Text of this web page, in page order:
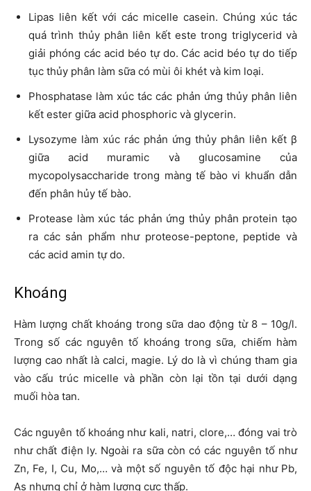
Lipas liên kết với các micelle casein. Chúng xúc tác
quá trình thủy phân liên kết este trong triglycerid và
giải phóng các acid béo tự do. Các acid béo tự do tiếp
tục thủy phân làm sữa có mùi ôi khét và kim loại.
Phosphatase làm xúc tác các phản ứng thủy phân liên
kết ester giữa acid phosphoric và glycerin.
Lysozyme làm xúc rác phản ứng thủy phân liên kết β
giữa acid muramic và glucosamine của
mycopolysaccharide trong màng tế bào vi khuẩn dẫn
đến phân hủy tế bào.
Protease làm xúc tác phản ứng thủy phân protein tạo
ra các sản phẩm như proteose-peptone, peptide và
các acid amin tự do.
Khoáng
Hàm lượng chất khoáng trong sữa dao động từ 8 – 10g/l.
Trong số các nguyên tố khoáng trong sữa, chiếm hàm
lượng cao nhất là calci, magie. Lý do là vì chúng tham gia
vào cấu trúc micelle và phần còn lại tồn tại dưới dạng
muối hòa tan.
Các nguyên tố khoáng như kali, natri, clore,… đóng vai trò
như chất điện ly. Ngoài ra sữa còn có các nguyên tố như
Zn, Fe, I, Cu, Mo,… và một số nguyên tố độc hại như Pb,
As nhưng chỉ ở hàm lượng cực thấp.